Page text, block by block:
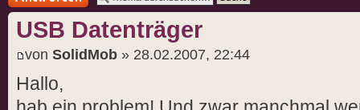
Antwort schreiben
USB Datenträger
von SolidMob » 28.02.2007, 22:44
Hallo,